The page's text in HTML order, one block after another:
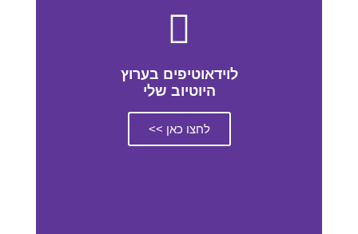
לוידאוטיפים בערוץ
היוטיוב שלי
לחצו כאן >>